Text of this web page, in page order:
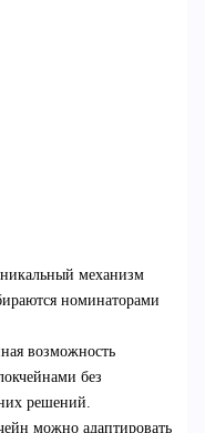
механизм
номинаторами
возможность
без
решений.
можно адаптировать